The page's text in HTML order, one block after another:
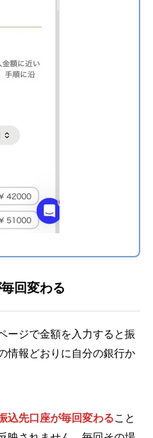
回変わる
ージで金額を入力すると振
情報どおりに自分の銀行か
込先口座が毎回変わること